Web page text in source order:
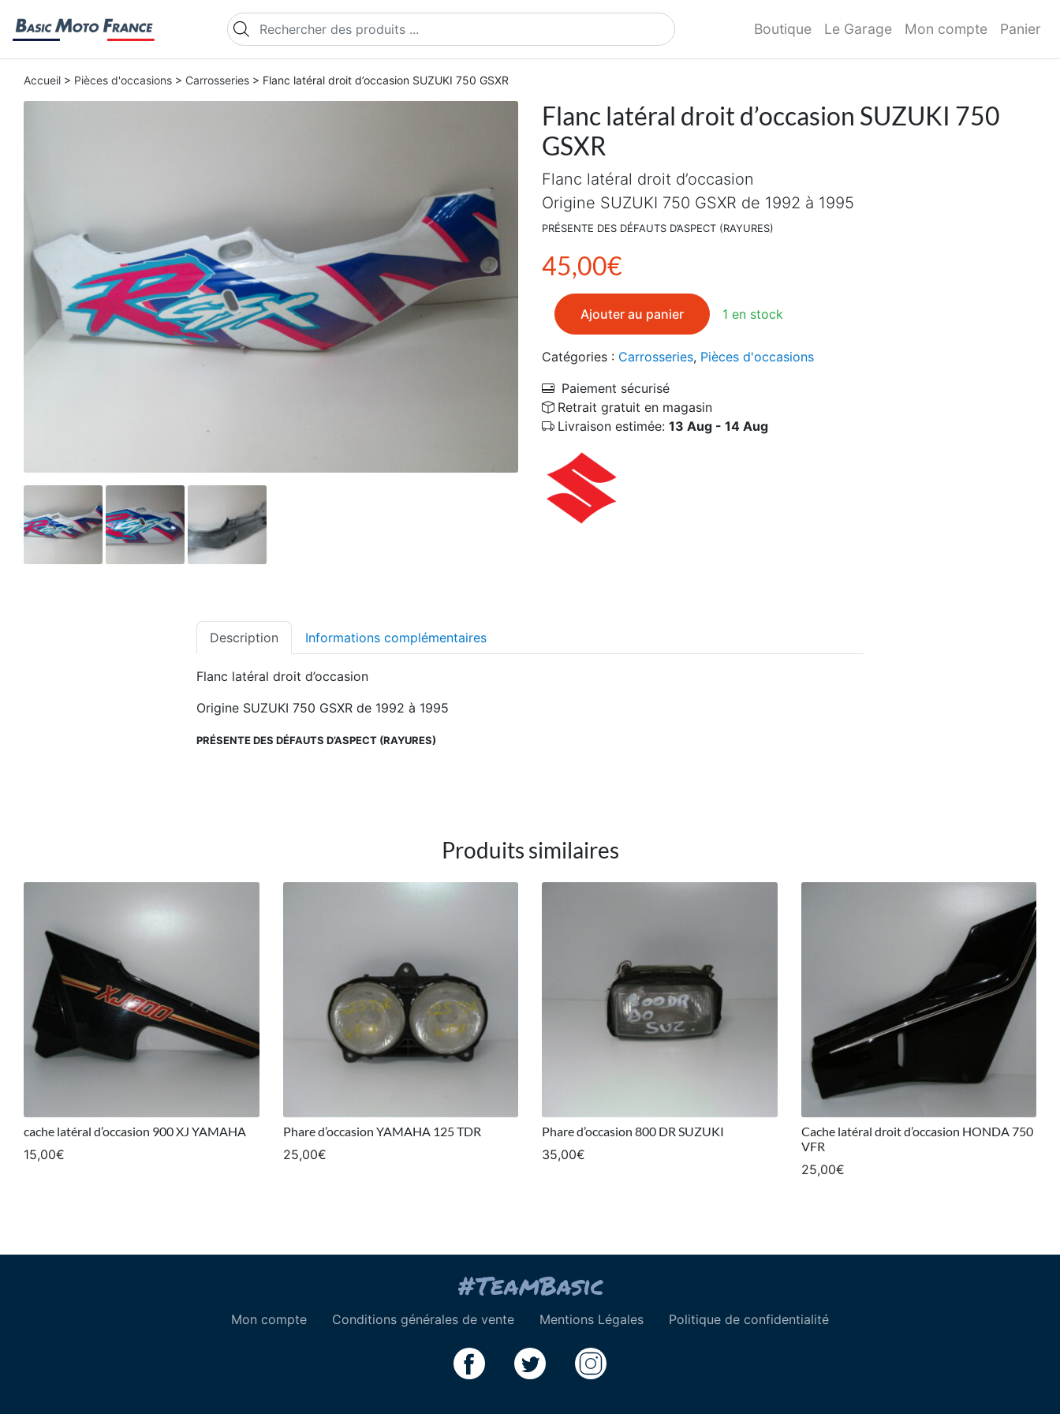
Recherche de produits Boutique Le Garage Mon compte Panier
Accueil > Pièces d'occasions > Carrosseries > Flanc latéral droit d’occasion SUZUKI 750 GSXR
Flanc latéral droit d’occasion SUZUKI 750
GSXR
45,00€
Flanc latéral droit d’occasion
Origine SUZUKI 750 GSXR de 1992 à 1995
PRÉSENTE DES DÉFAUTS D’ASPECT (RAYURES)
1 en stock
quantité de Flanc latéral droit d'occasion SUZUKI 750 GSXR
Ajouter au panier
Catégories : Carrosseries, Pièces d'occasions
Paiement sécurisé
Retrait gratuit en magasin
Livraison estimée: 13 Aug - 14 Aug
Description Informations complémentaires
Flanc latéral droit d’occasion
Origine SUZUKI 750 GSXR de 1992 à 1995
PRÉSENTE DES DÉFAUTS D’ASPECT (RAYURES)
Produits similaires
cache latéral d’occasion 900 XJ YAMAHA
15,00€
Phare d’occasion YAMAHA 125 TDR
25,00€
Phare d’occasion 800 DR SUZUKI
35,00€
Cache latéral droit d’occasion HONDA 750
VFR
25,00€
Mon compte Conditions générales de vente Mentions Légales Politique de confidentialité